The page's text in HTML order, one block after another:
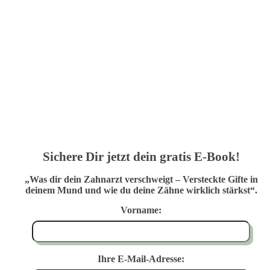
Sichere Dir jetzt dein gratis E-Book!
„Was dir dein Zahnarzt verschweigt – Versteckte Gifte in
deinem Mund und wie du deine Zähne wirklich stärkst“.
Vorname:
Ihre E-Mail-Adresse: